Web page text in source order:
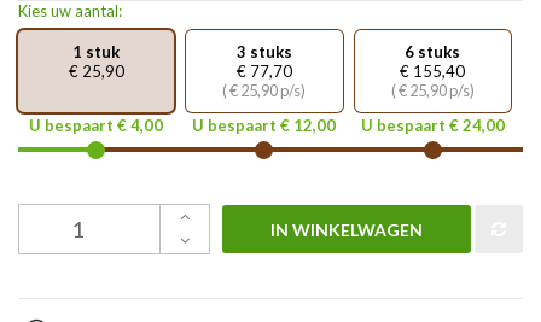
Kies uw aantal:
1 stuk
€ 25,90
U bespaart € 4,00
3 stuks
€ 77,70
( € 25,90 p/s)
U bespaart € 12,00
6 stuks
€ 155,40
( € 25,90 p/s)
U bespaart € 24,00
IN WINKELWAGEN